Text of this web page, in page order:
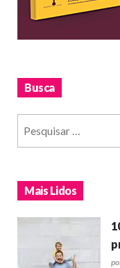
Busca
Mais Lidos